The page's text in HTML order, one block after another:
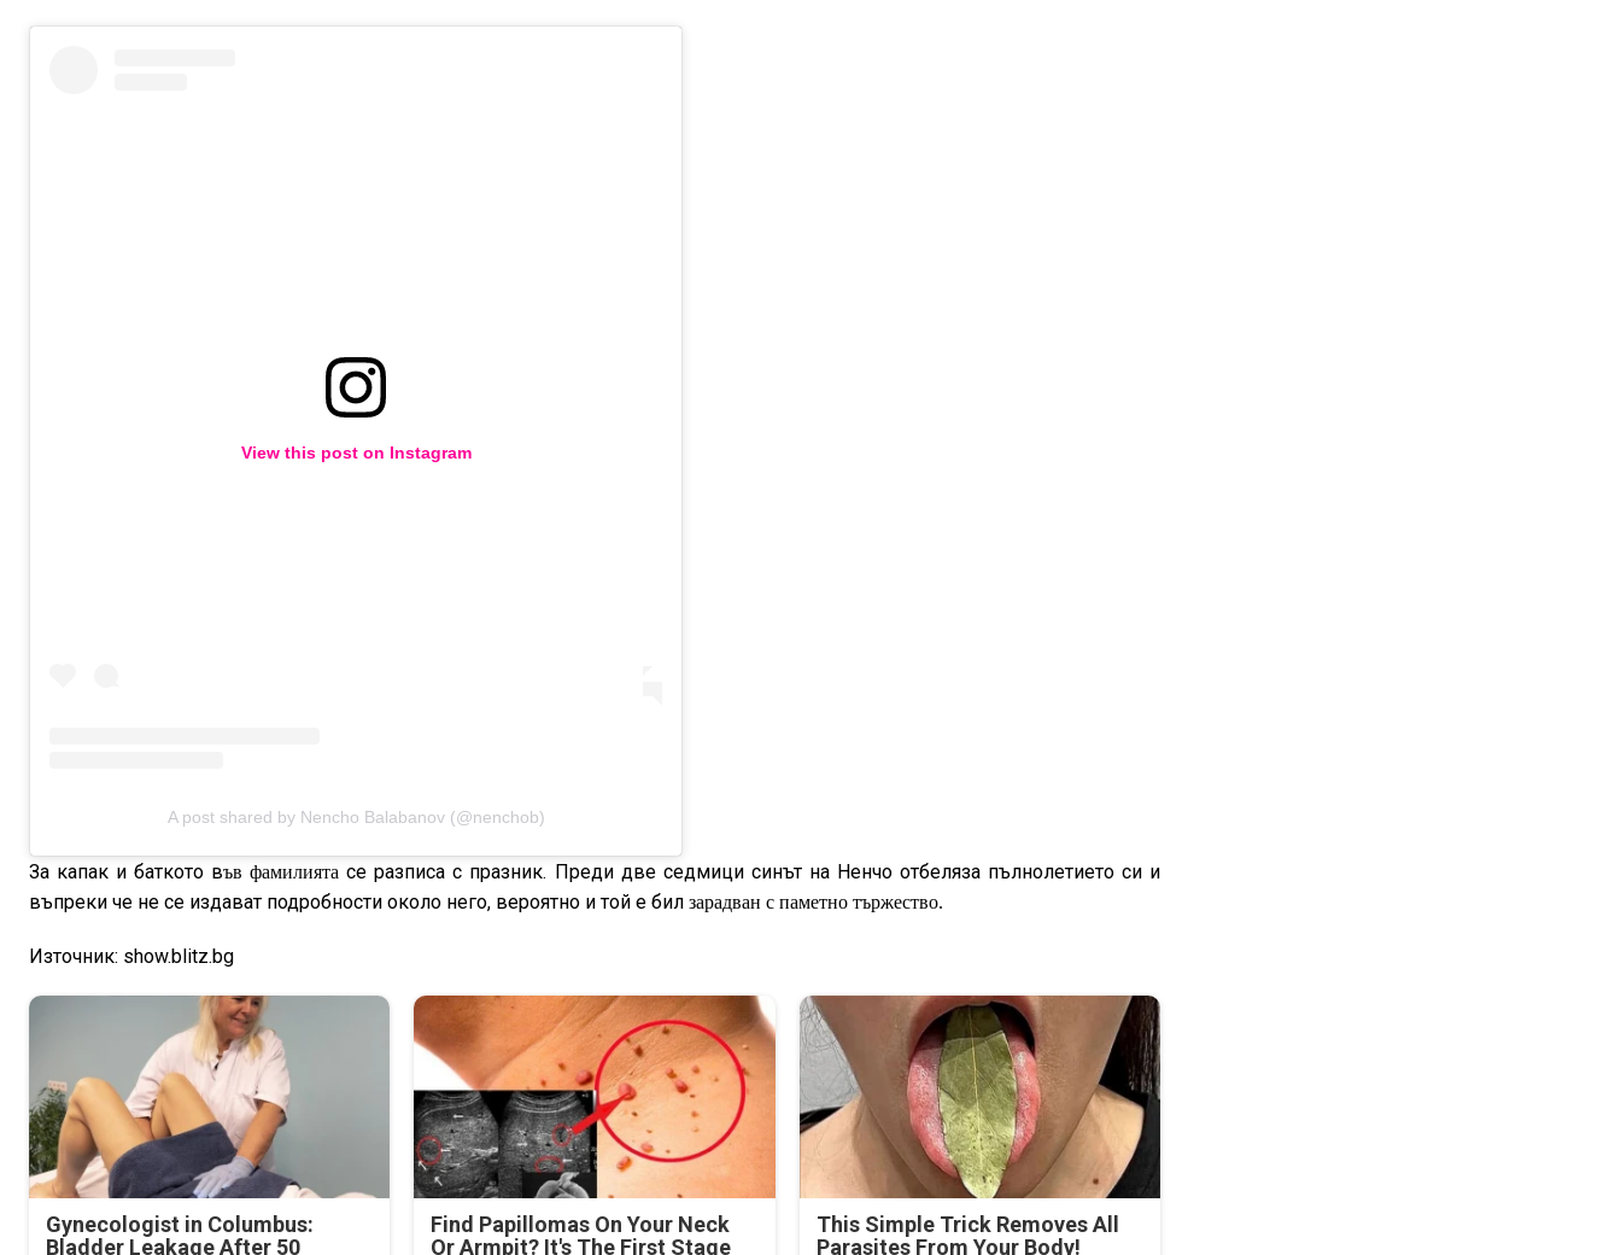
View this post on Instagram
A post shared by Nencho Balabanov (@nenchob)
За капак и баткото във фамилията се разписа с празник. Преди две седмици синът на Ненчо отбеляза пълнолетието си и
въпреки че не се издават подробности около него, вероятно и той е бил зарадван с паметно тържество.
Източник: show.blitz.bg
Gynecologist in Columbus:
Bladder Leakage After 50
Find Papillomas On Your Neck
Or Armpit? It's The First Stage
This Simple Trick Removes All
Parasites From Your Body!